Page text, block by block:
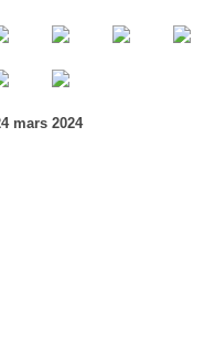
mars 2024